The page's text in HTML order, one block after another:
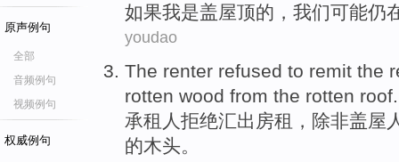
原声例句
全部
音频例句
视频例句
权威例句
如果我是盖屋顶的， 我们可能仍
youdao
The renter refused to remit the
rotten wood from the rotten roof.
承租人 拒绝汇出 房租 ， 除非盖屋
的木头。